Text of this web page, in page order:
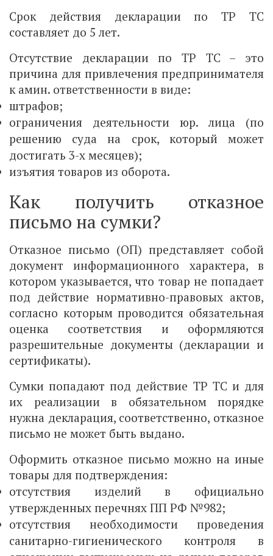
Срок действия декларации по ТР ТС
составляет до 5 лет.
Отсутствие декларации по ТР ТС – это
причина для привлечения предпринимателя
к амин. ответственности в виде:
штрафов;
ограничения деятельности юр. лица (по
решению суда на срок, который может
достигать 3-х месяцев);
изъятия товаров из оборота.
Как получить отказное
письмо на сумки?
Отказное письмо (ОП) представляет собой
документ информационного характера, в
котором указывается, что товар не попадает
под действие нормативно-правовых актов,
согласно которым проводится обязательная
оценка соответствия и оформляются
разрешительные документы (декларации и
сертификаты).
Сумки попадают под действие ТР ТС и для
их реализации в обязательном порядке
нужна декларация, соответственно, отказное
письмо не может быть выдано.
Оформить отказное письмо можно на иные
товары для подтверждения:
отсутствия изделий в официально
утвержденных перечнях ПП РФ №982;
отсутствия необходимости проведения
санитарно-гигиенического контроля в